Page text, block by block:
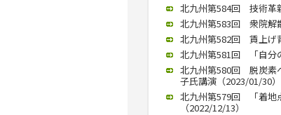
北九州第584回 技術革
北九州第583回 衆院解
北九州第582回 賃上げ
北九州第581回 「自分
北九州第580回 脱炭素
子氏講演（2023/01/30）
北九州第579回 「着地
（2022/12/13）